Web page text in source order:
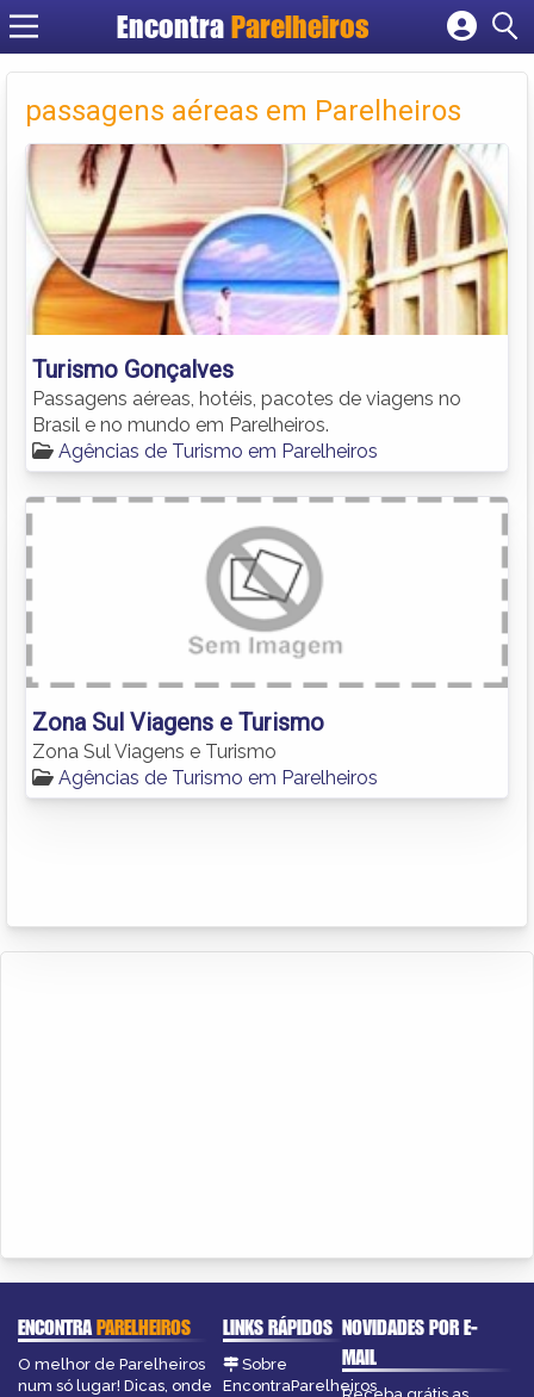
Encontra Parelheiros
Cadastrar empresa
Criar conta
passagens aéreas em Parelheiros
Turismo Gonçalves
Passagens aéreas, hotéis, pacotes de viagens no
Brasil e no mundo em Parelheiros.
Agências de Turismo em Parelheiros
Zona Sul Viagens e Turismo
Zona Sul Viagens e Turismo
Agências de Turismo em Parelheiros
ENCONTRAPARELHEIROS
O melhor de Parelheiros
num só lugar! Dicas, onde
LINKS RÁPIDOS
Sobre
EncontraParelheiros
NOVIDADES POR E-
MAIL